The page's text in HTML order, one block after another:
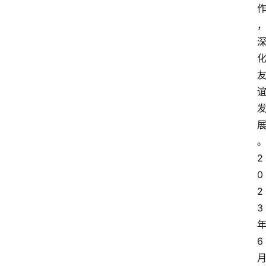
作
，
深
化
友
谊
发
展
。
2
0
2
3
年
6
月